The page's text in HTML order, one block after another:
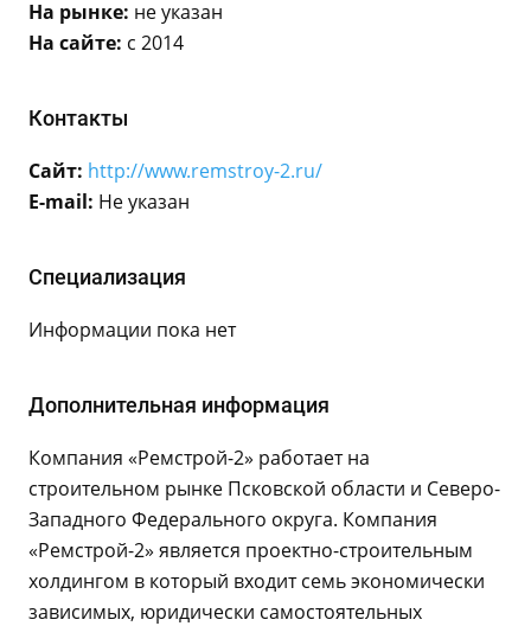
На рынке: не указан
На сайте: с 2014
Контакты
Сайт: http://www.remstroy-2.ru/
E-mail: Не указан
Специализация
Информации пока нет
Дополнительная информация
Компания «Ремстрой-2» работает на
строительном рынке Псковской области и Северо-
Западного Федерального округа. Компания
«Ремстрой-2» является проектно-строительным
холдингом в который входит семь экономически
зависимых, юридически самостоятельных